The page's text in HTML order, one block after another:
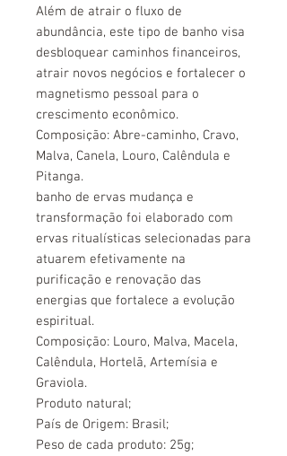
Além de atrair o fluxo de
abundância, este tipo de banho visa
desbloquear caminhos financeiros,
atrair novos negócios e fortalecer o
magnetismo pessoal para o
crescimento econômico.
Composição: Abre-caminho, Cravo,
Malva, Canela, Louro, Calêndula e
Pitanga.
banho de ervas mudança e
transformação foi elaborado com
ervas ritualísticas selecionadas para
atuarem efetivamente na
purificação e renovação das
energias que fortalece a evolução
espiritual.
Composição: Louro, Malva, Macela,
Calêndula, Hortelã, Artemísia e
Graviola.
Produto natural;
País de Origem: Brasil;
Peso de cada produto: 25g;